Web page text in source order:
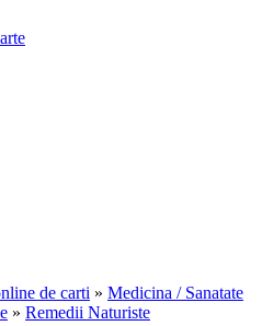
de carti » Medicina / Sanatate
» Remedii Naturiste